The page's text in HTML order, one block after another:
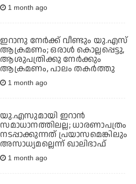
1 month ago
ഇറാനു നേര്‍ക്ക് വീണ്ടും യു.എസ്
ആക്രമണം; ഒരാള്‍ കൊല്ലപ്പെട്ടു,
ആശുപത്രിക്കു നേര്‍ക്കും
ആക്രമണം, പാലം തകര്‍ത്തു
1 month ago
യു.എസുമായി ഇറാന്‍
സമാധാനത്തിലല്ല; ധാരണാപത്രം
നടപ്പാക്കുന്നത് പ്രയാസമെങ്കിലും
അസാധ്യമല്ലെന്ന് ഖാലിഭാഫ്
1 month ago